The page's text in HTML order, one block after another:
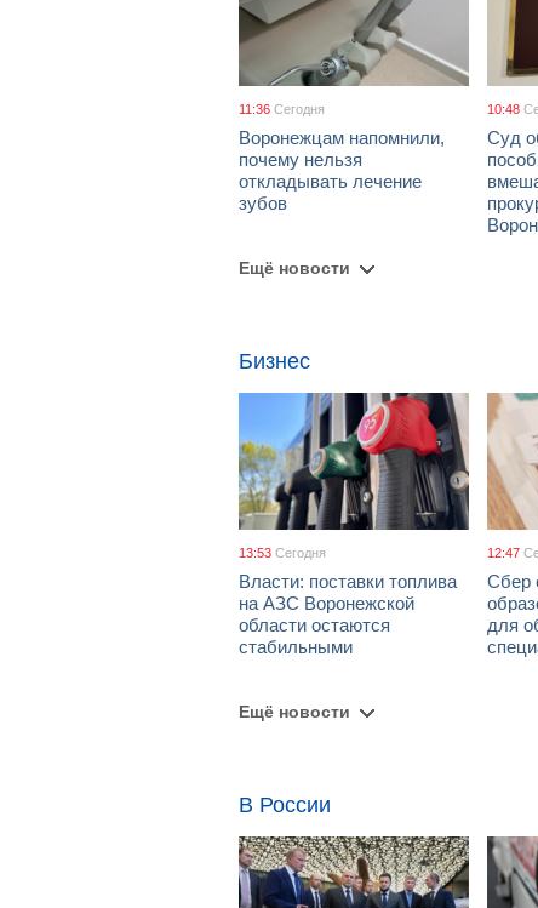
11:36 Сегодня
Воронежцам напомнили,
почему нельзя
откладывать лечение
зубов
10:48
Суд
Ещё новости
Бизнес
13:53 Сегодня
Власти: поставки топлива
на АЗС Воронежской
области остаются
стабильными
12:47
Сбер
для
Ещё новости
В России